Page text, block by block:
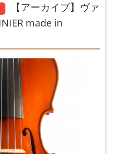
【アーカイブ】ヴァ
made in